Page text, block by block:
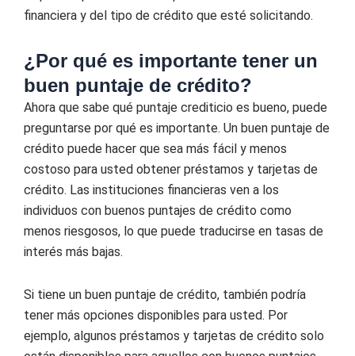
financiera y del tipo de crédito que esté solicitando.
¿Por qué es importante tener un
buen puntaje de crédito?
Ahora que sabe qué puntaje crediticio es bueno, puede
preguntarse por qué es importante. Un buen puntaje de
crédito puede hacer que sea más fácil y menos
costoso para usted obtener préstamos y tarjetas de
crédito. Las instituciones financieras ven a los
individuos con buenos puntajes de crédito como
menos riesgosos, lo que puede traducirse en tasas de
interés más bajas.
Si tiene un buen puntaje de crédito, también podría
tener más opciones disponibles para usted. Por
ejemplo, algunos préstamos y tarjetas de crédito solo